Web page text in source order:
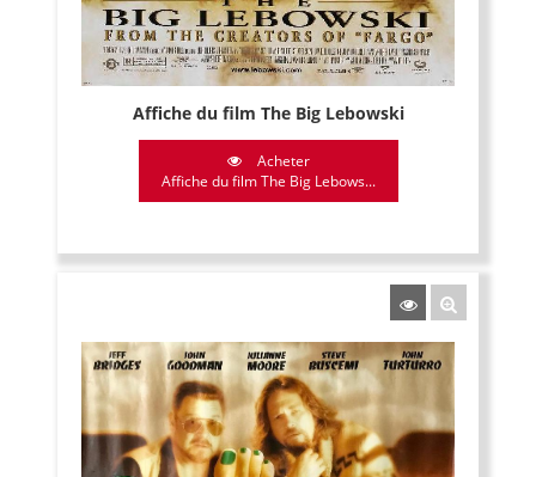
Affiche du film The Big Lebowski
Acheter
Affiche du film The Big Lebows...